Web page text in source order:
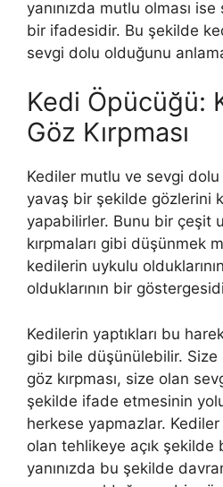
yanınızda mutlu olması
bir ifadesidir. Bu şekilde
sevgi dolu olduğunu
Kedi Öpücüğü:
Göz Kırpması
Kediler mutlu ve sevgi dolu
yavaş bir şekilde gözlerini
yapabilirler. Bunu bir çeşit
kırpmaları gibi düşünmek
kedilerin uykulu
olduklarının bir
Kedilerin yaptıkları bu
gibi bile düşünülebilir.
göz kırpması, size olan
şekilde ifade etmesinin
herkese yapmazlar.
olan tehlikeye açık şekilde
yanınızda bu şekilde